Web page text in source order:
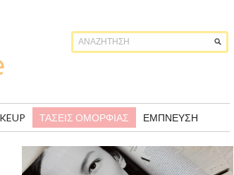
ΤΆΣΕΙΣ ΟΜΟΡΦΙΆΣ ΈΜΠΝΕΥΣΗ